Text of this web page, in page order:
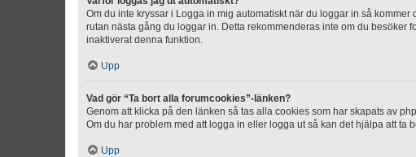
Om du inte kryssar i Logga in mig automatiskt när du loggar in så
rutan nästa gång du loggar in. Detta rekommenderas inte om du besöker
inaktiverat denna funktion.
Upp
Vad gör “Ta bort alla forumcookies”-länken?
Genom att klicka på den länken så tas alla cookies som har skapats av
Om du har problem med att logga in eller logga ut så kan det hjälpa att ta
Upp